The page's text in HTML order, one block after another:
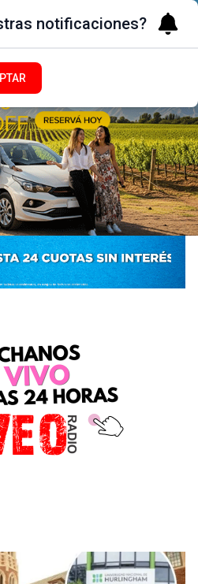
notificaciones?